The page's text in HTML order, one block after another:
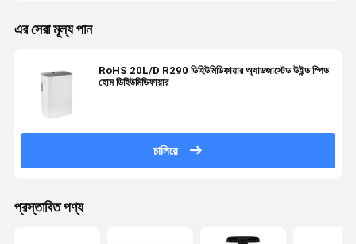
এর সেরা মূল্য পান
RoHS 20L/D R290 ডিহিউমিডিফায়ার অ্যাডজাস্টেড উইন্ড স্পিড
হোম ডিহিউমিডিফায়ার
চালিয়ে
প্রস্তাবিত পণ্য